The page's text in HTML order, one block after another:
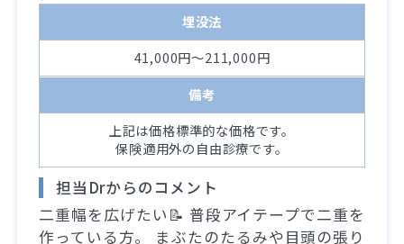
埋没法
41,000円～211,000円
備考
上記は価格標準的な価格です。
保険適用外の自由診療です。
担当Drからのコメント
二重幅を広げたい📝 普段アイテープで二重を
作っている方。 まぶたのたるみや目頭の張り